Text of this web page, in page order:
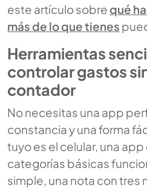
este artículo sobre qué
más de lo que tienes
Herramientas
controlar gastos
contador
No necesitas una app
constancia y una forma
tuyo es el celular, una
categorías básicas
simple, una nota con tres